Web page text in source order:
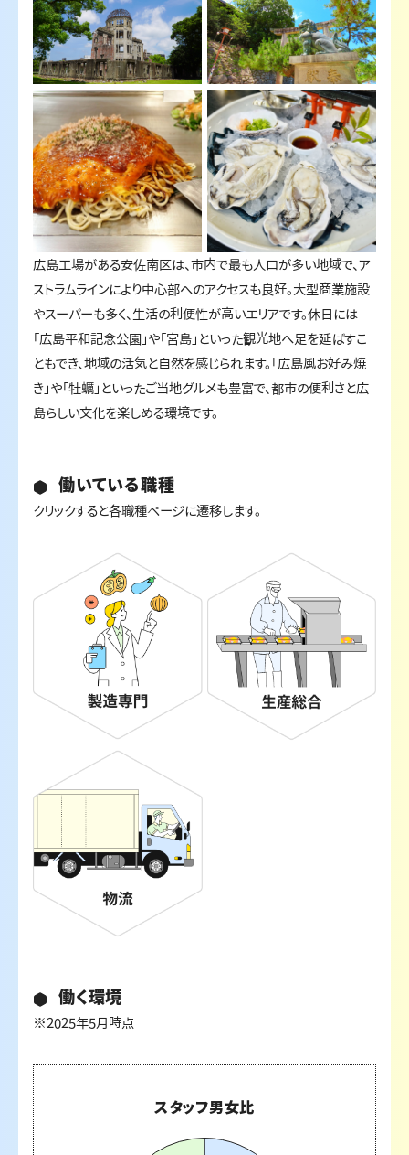
広島工場がある安佐南区は、市内で最も人口が多い地域で、ア
ストラムラインにより中心部へのアクセスも良好。大型商業施設
やスーパーも多く、生活の利便性が高いエリアです。休日には
「広島平和記念公園」や「宮島」といった観光地へ足を延ばすこ
ともでき、地域の活気と自然を感じられます。「広島風お好み焼
き」や「牡蠣」といったご当地グルメも豊富で、都市の便利さと広
島らしい文化を楽しめる環境です。
働いている職種
クリックすると各職種ページに遷移します。
働く環境
※2025年5月時点
スタッフ男女比